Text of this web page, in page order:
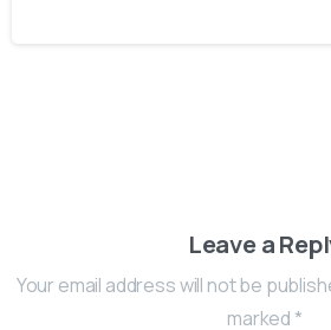
Leave a
Your email address will not be
marked *